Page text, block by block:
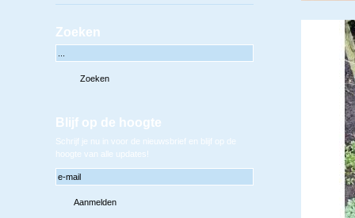
Zoeken
Blijf op de hoogte
Schrijf je nu in voor de nieuwsbrief en blijf op de
hoogte van alle updates!